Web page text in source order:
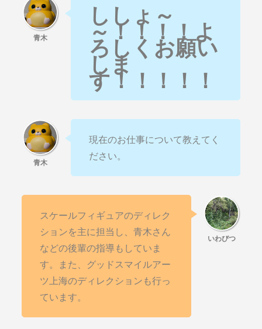
ししょ～
～！！！！よ
ろしくお願い
しま
す！！！！！
現在のお仕事について教えてく
ださい。
スケールフィギュアのディレク
ションを主に担当し、青木さん
などの後輩の指導もしていま
す。また、グッドスマイルアー
ツ上海のディレクションも行っ
ています。